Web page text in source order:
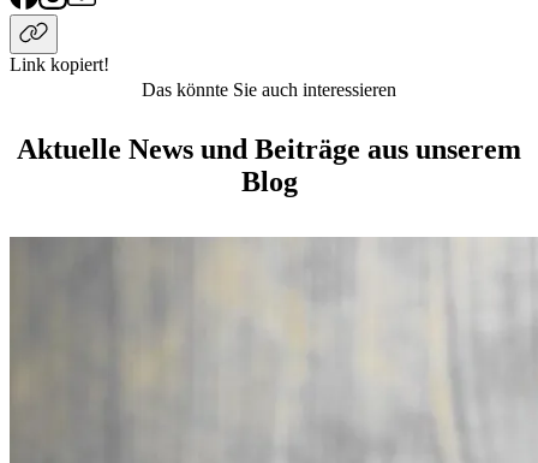
Link kopiert!
Das könnte Sie auch interessieren
Aktuelle News und Beiträge aus unserem
Blog